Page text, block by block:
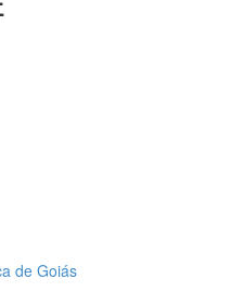
de Goiás